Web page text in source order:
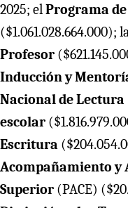
2025; elPrograma
($1.061.028.664.000);
Profesor
Inducción y
Nacional de Lectura
escolar
Escritura
Acompañamiento y
Superior (PACE)